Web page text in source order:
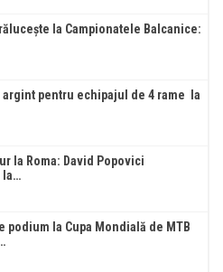
la Campionatele Balcanice:
argint pentru echipajul de 4 rame la
la Roma: David Popovici
la…
podium la Cupa Mondială de MTB